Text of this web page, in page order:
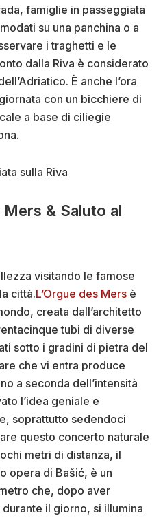
famiglie in passeggiata
su una panchina o a
i traghetti e le
dalla Riva è considerato
È anche l’ora
con un bicchiere di
a base di ciliegie
& Saluto al
visitando le famose
città.L’Orgue des Mers è
creata dall’architetto
tubi di diverse
sotto i gradini di pietra del
che vi entra produce
a seconda dell’intensità
l’idea geniale e
soprattutto sedendoci
questo concerto naturale
metri di distanza, il
opera di Bašić, è un
che, dopo aver
il giorno, si illumina